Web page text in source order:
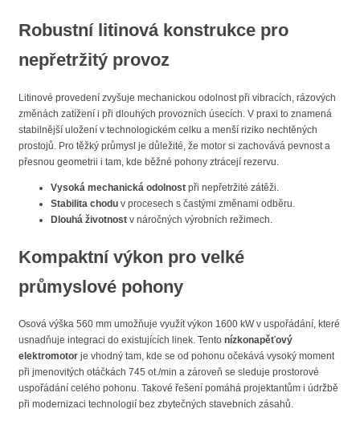
Robustní litinová konstrukce pro
nepřetržitý provoz
Litinové provedení zvyšuje mechanickou odolnost při vibracích, rázových
změnách zatížení i při dlouhých provozních úsecích. V praxi to znamená
stabilnější uložení v technologickém celku a menší riziko nechtěných
prostojů. Pro těžký průmysl je důležité, že motor si zachovává pevnost a
přesnou geometrii i tam, kde běžné pohony ztrácejí rezervu.
Vysoká mechanická odolnost při nepřetržité zátěži.
Stabilita chodu v procesech s častými změnami odběru.
Dlouhá životnost v náročných výrobních režimech.
Kompaktní výkon pro velké
průmyslové pohony
Osová výška 560 mm umožňuje využít výkon 1600 kW v uspořádání, které
usnadňuje integraci do existujících linek. Tento nízkonapěťový
elektromotor je vhodný tam, kde se od pohonu očekává vysoký moment
při jmenovitých otáčkách 745 ot./min a zároveň se sleduje prostorové
uspořádání celého pohonu. Takové řešení pomáhá projektantům i údržbě
při modernizaci technologií bez zbytečných stavebních zásahů.